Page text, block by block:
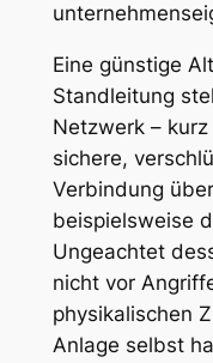
Eine günstige
Standleitung
Netzwerk –
sichere,
Verbindung
beispielsweise
Ungeachtet
nicht vor
physikalischen
Anlage selbst